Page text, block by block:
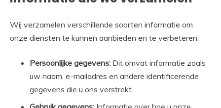
Wij verzamelen verschillende soorten informatie om
onze diensten te kunnen aanbieden en te verbeteren:
Persoonlijke gegevens: Dit omvat informatie zoals
uw naam, e-mailadres en andere identificerende
gegevens die u ons verstrekt.